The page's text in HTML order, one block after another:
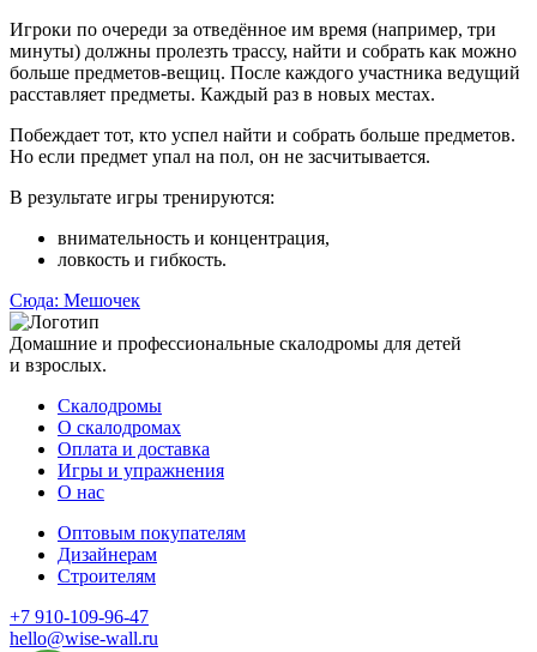
Игроки по очереди за отведённое им время (например, три
минуты) должны пролезть трассу, найти и собрать как можно
больше предметов-вещиц. После каждого участника ведущий
расставляет предметы. Каждый раз в новых местах.
Побеждает тот, кто успел найти и собрать больше предметов.
Но если предмет упал на пол, он не засчитывается.
В результате игры тренируются:
внимательность и концентрация,
ловкость и гибкость.
Навигация
по
записям
Сюда: Мешочек
Домашние и профессиональные скалодромы для детей
и взрослых.
Скалодромы
О скалодромах
Оплата и доставка
Игры и упражнения
О нас
Оптовым покупателям
Дизайнерам
Строителям
+7 910-109-96-47
hello@wise-wall.ru